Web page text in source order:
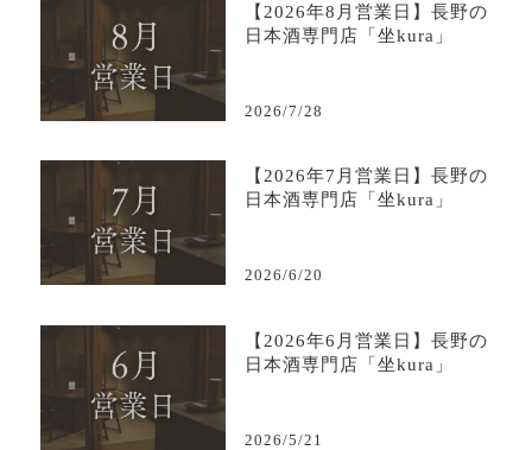
【2026年8月営業日】長野の
日本酒専門店「坐kura」
2026/7/28
【2026年7月営業日】長野の
日本酒専門店「坐kura」
2026/6/20
【2026年6月営業日】長野の
日本酒専門店「坐kura」
2026/5/21